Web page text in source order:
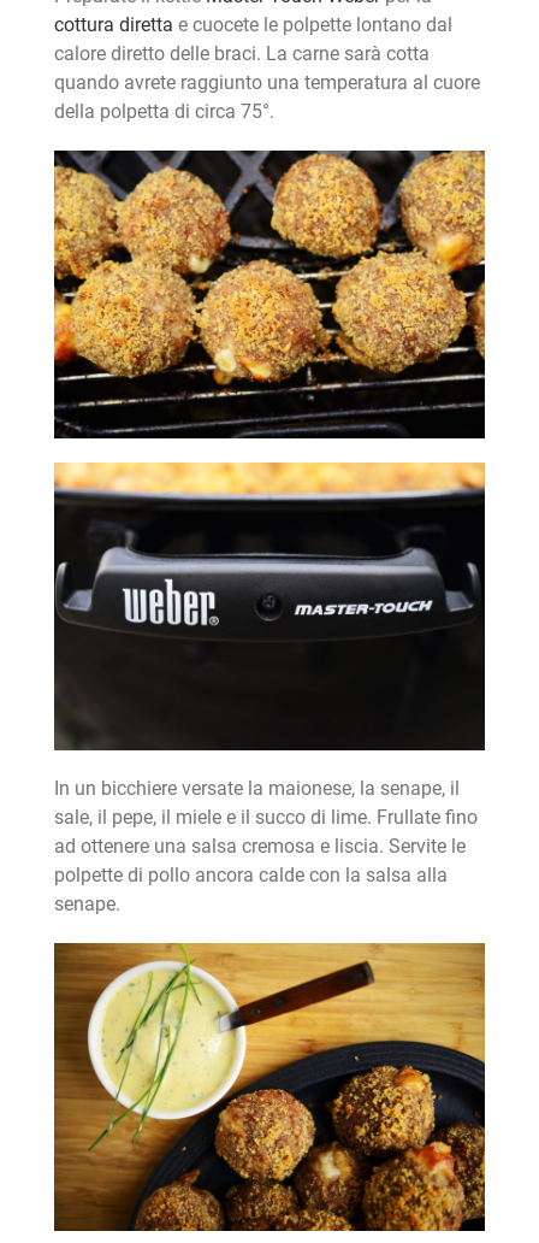
cottura diretta e cuocete le polpette lontano dal
calore diretto delle braci. La carne sarà cotta
quando avrete raggiunto una temperatura al cuore
della polpetta di circa 75°.
In un bicchiere versate la maionese, la senape, il
sale, il pepe, il miele e il succo di lime. Frullate fino
ad ottenere una salsa cremosa e liscia. Servite le
polpette di pollo ancora calde con la salsa alla
senape.